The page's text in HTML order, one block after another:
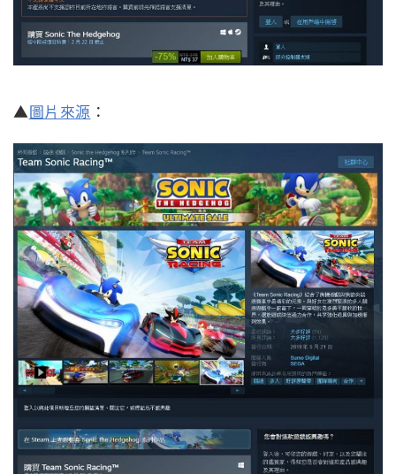
▲圖片來源 ：